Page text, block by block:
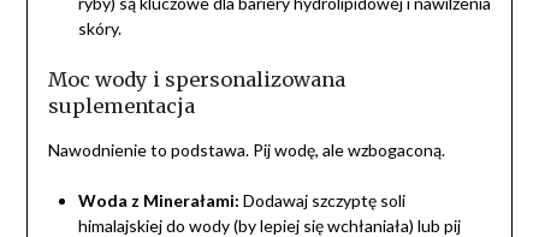
skóry.
Moc wody i spersonalizowana
suplementacja
Nawodnienie to podstawa. Pij wodę, ale wzbogaconą.
Woda z Minerałami: Dodawaj szczyptę soli
himalajskiej do wody (by lepiej się wchłaniała) lub pij